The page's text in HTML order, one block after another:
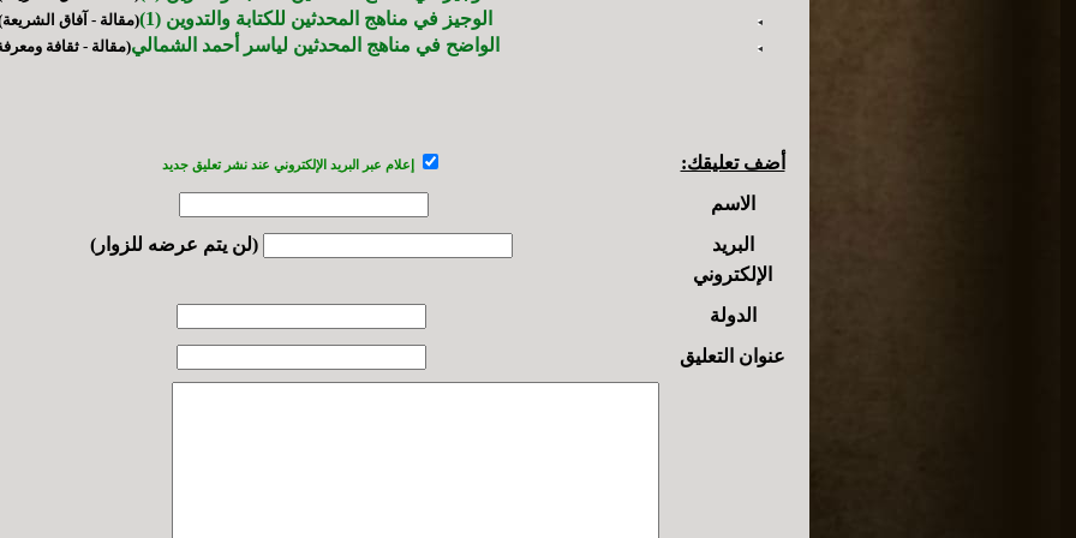
الوجيز في مناهج المحدثين للكتابة والتدوين (1) (مقالة - آفاق
الواضح في مناهج المحدثين لياسر أحمد الشمالي(مقالة - ثقافة
أضف تعليقك: إعلام عبر البريد الإلكتروني عند نشر تعليق جديد
الاسم
البريد
الإلكتروني
(لن يتم عرضه للزوار)
الدولة
عنوان التعليق